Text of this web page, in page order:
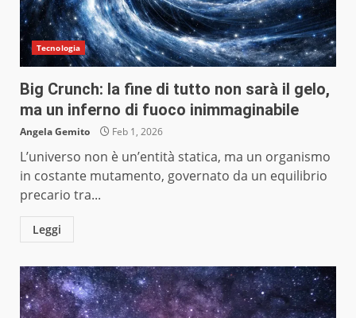
Tecnologia
Big Crunch: la fine di tutto non sarà il gelo,
ma un inferno di fuoco inimmaginabile
Angela Gemito Feb 1, 2026
L’universo non è un’entità statica, ma un organismo
in costante mutamento, governato da un equilibrio
precario tra...
Leggi